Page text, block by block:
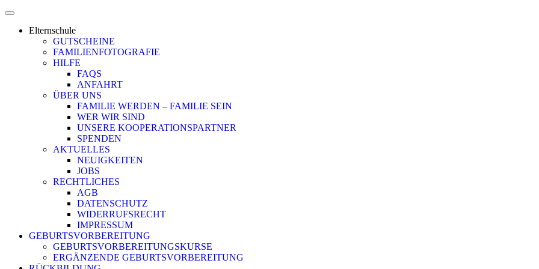
Elternschule
GUTSCHEINE
FAMILIENFOTOGRAFIE
HILFE
FAQS
ANFAHRT
ÜBER UNS
FAMILIE WERDEN – FAMILIE SEIN
WER WIR SIND
UNSERE KOOPERATIONSPARTNER
SPENDEN
AKTUELLES
NEUIGKEITEN
JOBS
RECHTLICHES
AGB
DATENSCHUTZ
WIDERRUFSRECHT
IMPRESSUM
GEBURTSVORBEREITUNG
GEBURTSVORBEREITUNGSKURSE
ERGÄNZENDE GEBURTSVORBEREITUNG